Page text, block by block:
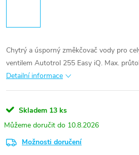
Chytrý a úsporný změkčovač vody pro
ventilem Autotrol 255 Easy iQ. Max.
Detailní informace
Skladem 13 ks
10.8.2026
Možnosti doručení